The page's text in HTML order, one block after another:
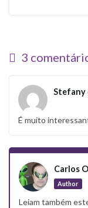
3
Stefany
É muito
Carlos
Author
Leiam também